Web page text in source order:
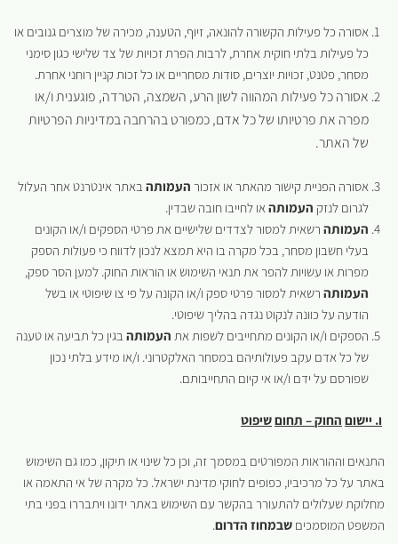
אסורה כל פעילות הקשורה להונאה, זיוף, הטענה, מכירה של מוצרים גנובים או
כל פעילות בלתי חוקית אחרת, לרבות הפרת זכויות של צד שלישי כגון סימני
מסחר, פטנט, זכויות יוצרים, סודות מסחריים או כל זכות קניין רוחני אחרת.
אסורה כל פעילות המהווה לשון הרע, השמצה, הטרדה, פוגענית ו/או
מפרה את פרטיותו של כל אדם, כמפורט בהרחבה במדיניות הפרטיות
של האתר.
אסורה הפניית קישור מהאתר או אזכור העמותהבאתר אינטרנט אחר העלול
לגרום לנזק העמותהאו לחייבו חובה שבדין.
העמותה רשאית למסור לצדדים שלישיים את פרטי הספקים ו/או הקונים
בעלי חשבון מסחר, בכל מקרה בו היא תמצא לנכון לדווח כי פעולות הספק
מפרות או עשויות להפר את תנאי השימוש או הוראות החוק. למען הסר ספק,
העמותה רשאית למסור פרטי ספק ו/או הקונה על פי צו שיפוטי או בשל
הודעה על כוונה לנקוט נגדה בהליך שיפוטי.
הספקים ו/או הקונים מתחייבים לשפות את העמותהבגין כל תביעה או טענה
של כל אדם עקב פעולותיהם במסחר האלקטרוני. ו/או מידע בלתי נכון
שפורסם על ידם ו/או אי קיום התחייבותם.
ו. יישום החוק– תחוםשיפוט
התנאים וההוראות המפורטים במסמך זה, וכן כל שינוי או תיקון, כמו גם השימוש
באתר על כל מרכיביו, כפופים לחוקי מדינת ישראל. כל מקרה של אי התאמה או
מחלוקת שעלולים להתעורר בהקשר עם השימוש באתר ידונו ויתבררו בפני בתי
המשפט המוסמכים שבמחוז הדרום.